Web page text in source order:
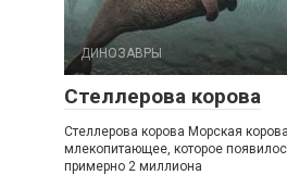
ДИНОЗАВРЫ
Стеллерова корова
Стеллерова корова Морская
млекопитающее, которое
примерно 2 миллиона